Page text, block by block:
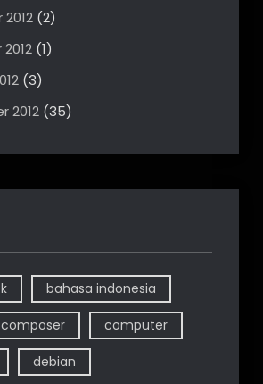
(2)
(1)
(3)
2012(35)
bahasa indonesia
composer computer
debian